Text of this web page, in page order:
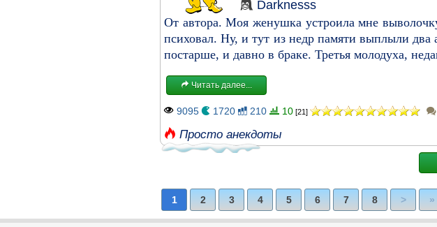
Darknesss
От автора. Моя женушка устроила мне
психовал. Ну, и тут из недр памяти выплыли два
постарше, и давно в браке. Третья молодуха,
Читать далее...
9095 1720 210 10 [21]
Просто анекдоты
1 2 3 4 5 6 7 8 > »